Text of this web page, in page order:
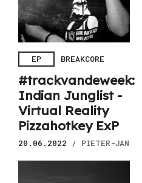
EP BREAKCORE
#trackvandeweek:
Indian Junglist -
Virtual Reality
Pizzahotkey ExP
20.06.2022 / PIETER-JAN